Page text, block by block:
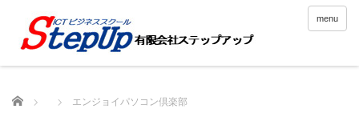
menu
Home エンジョイパソコン倶楽部